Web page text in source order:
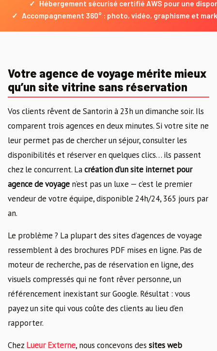
✓
Hébergement sécurisé certifié AWS pour une
✓ Accompagnement 360° : photo, vidéo, graphisme et
Votre agence de voyage mérite mieux
qu’un site vitrine sans réservation
Vos clients rêvent de Santorin à 23h un dimanche soir. Ils
comparent trois agences en deux minutes. Si votre site ne
leur permet pas de chercher un séjour, consulter les
disponibilités et réserver en quelques clics… ils passent
chez le concurrent. Lacréation d’un site internet pour
agence de voyage n’est pas un luxe — c’est le premier
vendeur de votre équipe, disponible 24h/24, 365 jours par
an.
Le problème ? La plupart des sites d’agences de voyage
ressemblent à des brochures PDF mises en ligne. Pas de
moteur de recherche, pas de réservation en ligne, des
visuels compressés qui ne font rêver personne, un
référencement inexistant sur Google. Résultat : vous
payez un site qui vous coûte des clients au lieu d’en
rapporter.
Chez Lueur Externe, nous concevons des sites web